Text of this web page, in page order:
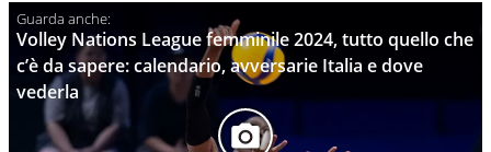
Volley Nations League femminile 2024, tutto quello che
c’è da sapere: calendario, avversarie Italia e dove
vederla